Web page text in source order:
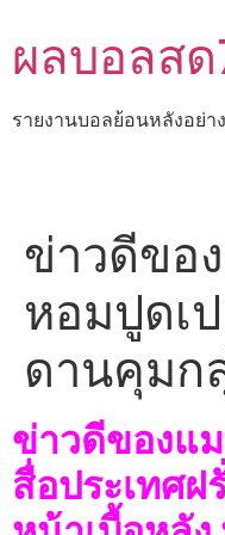
to
content
ผลบอลส
รายงานบอลย้อนหลังอย่า
ข่าวดีขอ
หอมปูดเ
ดานคุมก
ข่าวดีของแม
สื่อประเทศฝ